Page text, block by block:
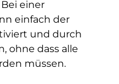
einer
einfach der
und durch
ohne dass alle
müssen.